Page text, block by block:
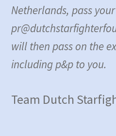
Netherlands, pass
will then pass on the
including p&p to you.
Team Dutch